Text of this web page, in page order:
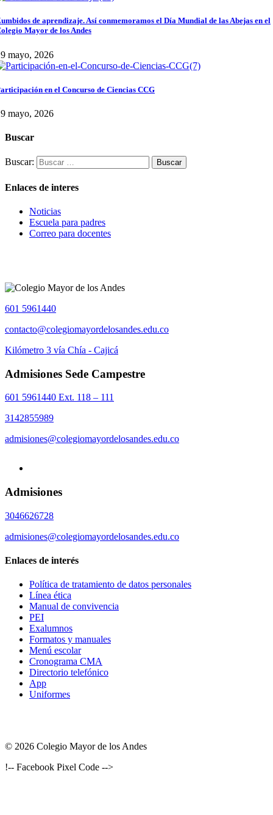
de aprendizaje. Así conmemoramos el Día Mundial de las Abejas en el
Mayor de los Andes
mayo, 2026
en el Concurso de Ciencias CCG
mayo, 2026
Buscar
Buscar:
Enlaces de interes
Noticias
Escuela para padres
Correo para docentes
601 5961440
contacto@colegiomayordelosandes.edu.co
Kilómetro 3 vía Chía - Cajicá
Admisiones Sede Campestre
601 5961440 Ext. 118 – 111
3142855989
admisiones@colegiomayordelosandes.edu.co
Admisiones
3046626728
admisiones@colegiomayordelosandes.edu.co
Enlaces de interés
Política de tratamiento de datos personales
Línea ética
Manual de convivencia
PEI
Exalumnos
Formatos y manuales
Menú escolar
Cronograma CMA
Directorio telefónico
App
Uniformes
© 2026 Colegio Mayor de los Andes
!-- Facebook Pixel Code -->